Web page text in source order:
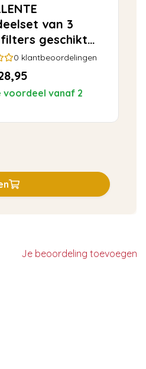
van 3
geschikt
Pro Aqua
0 klantbeoordelingen
voordeel vanaf 2
Je beoordeling toevoegen